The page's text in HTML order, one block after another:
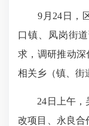
9月24日，区
口镇、凤岗街
求，调研推动深
相关乡（镇、街
24日上午，吴
改项目、永良合